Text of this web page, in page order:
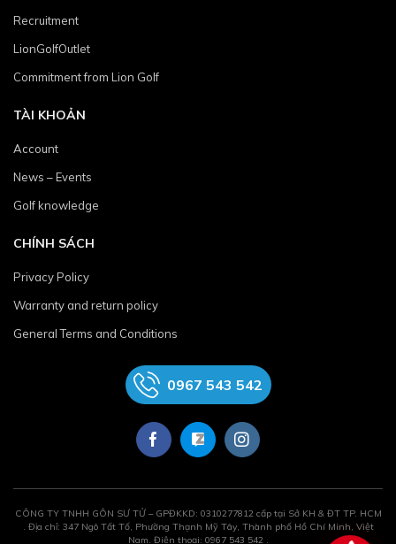
Recruitment
LionGolfOutlet
Commitment from Lion Golf
TÀI KHOẢN
Account
News – Events
Golf knowledge
CHÍNH SÁCH
Privacy Policy
Warranty and return policy
General Terms and Conditions
0967 543 542
CÔNG TY TNHH GÔN SƯ TỬ – GPĐKKD: 0310277812 cấp tại Sở KH & ĐT TP. HCM
. Địa chỉ: 347 Ngô Tất Tố, Phường Thạnh Mỹ Tây, Thành phố Hồ Chí Minh, Việt
Nam. Điện thoại: 0967 543 542 .